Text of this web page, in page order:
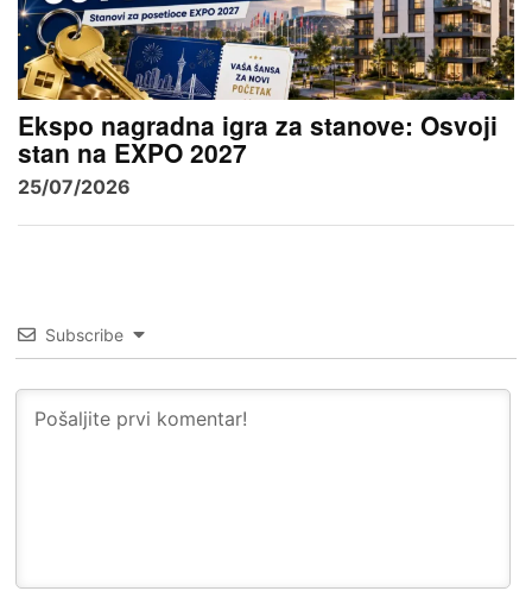
Ekspo nagradna igra za stanove: Osvoji
stan na EXPO 2027
25/07/2026
Subscribe